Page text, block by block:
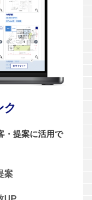
ク
・提案に活用で
案